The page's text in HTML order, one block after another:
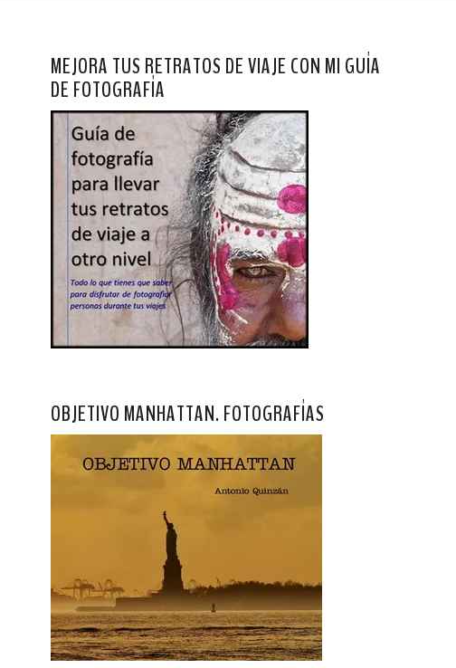
MEJORA TUS RETRATOS DE VIAJE CON MI GUÍA
DE FOTOGRAFÍA
OBJETIVO MANHATTAN. FOTOGRAFÍAS